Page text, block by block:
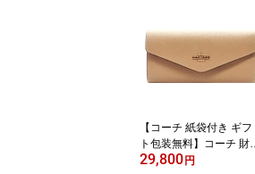
79 ICI799 IMCAH 【
CH コーチ 】【ブラン
キーケース】【新作モ
ル・新品】【楽ギフ_包
【あす楽】
【コーチ 紙袋付き ギフ
ト包装無料】コーチ 財
COACH 長財布 クロスグ
29,800 円